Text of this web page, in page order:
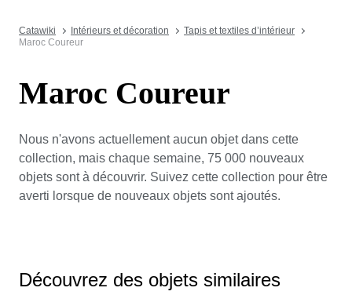
Catawiki Intérieurs et décoration
Tapis et textiles d’intérieur
Maroc Coureur
Maroc Coureur
Nous n'avons actuellement aucun objet dans cette
collection, mais chaque semaine, 75 000 nouveaux
objets sont à découvrir. Suivez cette collection pour être
averti lorsque de nouveaux objets sont ajoutés.
Découvrez des objets similaires